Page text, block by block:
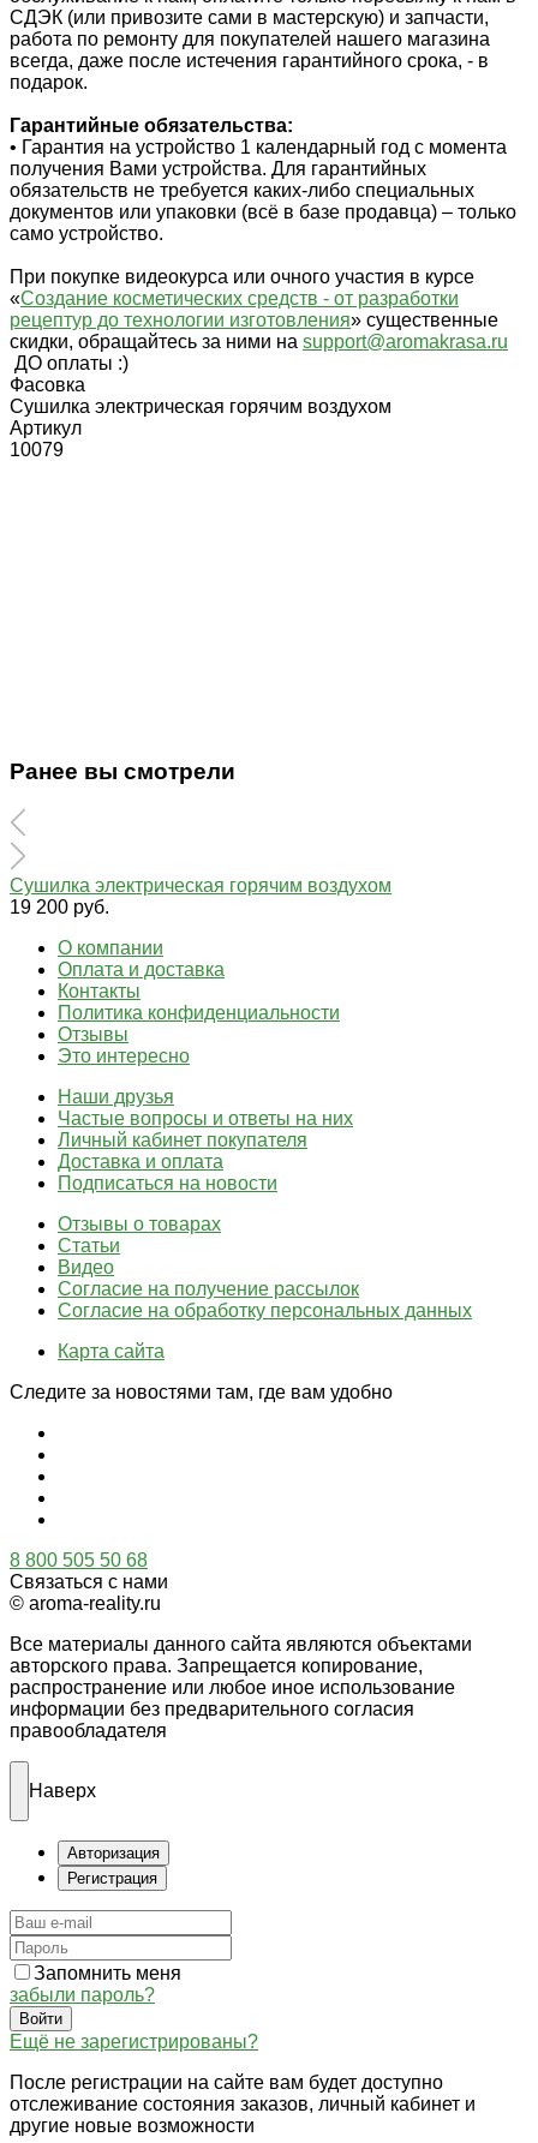
СДЭК (или привозите сами в мастерскую) и запчасти,
работа по ремонту для покупателей нашего магазина
всегда, даже после истечения гарантийного срока, - в
подарок.
Гарантийные обязательства:
• Гарантия на устройство 1 календарный год с момента
получения Вами устройства. Для гарантийных
обязательств не требуется каких-либо специальных
документов или упаковки (всё в базе продавца) – только
само устройство.
При покупке видеокурса или очного участия в курсе
«Создание косметических средств - от разработки
рецептур до технологии изготовления» существенные
скидки, обращайтесь за ними на support@aromakrasa.ru
ДО оплаты :)
Фасовка
Сушилка электрическая горячим воздухом
Артикул
10079
Ранее вы смотрели
Сушилка электрическая горячим воздухом
19 200 руб.
О компании
Оплата и доставка
Контакты
Политика конфиденциальности
Отзывы
Это интересно
Наши друзья
Частые вопросы и ответы на них
Личный кабинет покупателя
Доставка и оплата
Подписаться на новости
Отзывы о товарах
Статьи
Видео
Согласие на получение рассылок
Согласие на обработку персональных данных
Карта сайта
Следите за новостями там, где вам удобно
8 800 505 50 68
Связаться с нами
© aroma-reality.ru
Все материалы данного сайта являются объектами
авторского права. Запрещается копирование,
распространение или любое иное использование
информации без предварительного согласия
правообладателя
Наверх
Авторизация
Регистрация
Запомнить меня
забыли пароль?
Войти
Ещё не зарегистрированы?
После регистрации на сайте вам будет доступно
отслеживание состояния заказов, личный кабинет и
другие новые возможности